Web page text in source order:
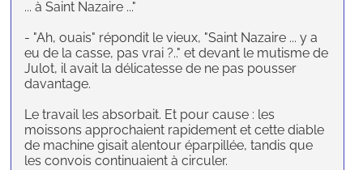
... à Saint Nazaire ..."
- "Ah, ouais" répondit le vieux, "Saint Nazaire ... y a
eu de la casse, pas vrai ?.." et devant le mutisme de
Julot, il avait la délicatesse de ne pas pousser
davantage.
Le travail les absorbait. Et pour cause : les
moissons approchaient rapidement et cette diable
de machine gisait alentour éparpillée, tandis que
les convois continuaient à circuler.